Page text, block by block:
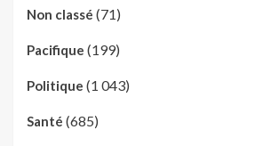
Non classé (71)
Pacifique (199)
Politique (1 043)
Santé (685)